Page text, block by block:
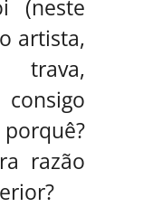
(neste
artista,
razão